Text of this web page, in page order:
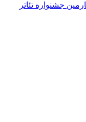
جشنواره تئاتر